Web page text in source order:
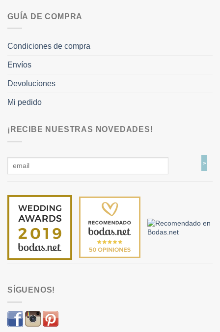
GUÍA DE COMPRA
Condiciones de compra
Envíos
Devoluciones
Mi pedido
¡RECIBE NUESTRAS NOVEDADES!
SÍGUENOS!